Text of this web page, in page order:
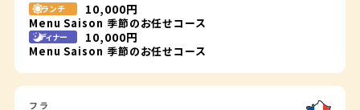
ランチ
Menu Saison 季節のお任せコース
10,000円
ディナー
Menu Saison 季節のお任せコース
10,000円
フラ